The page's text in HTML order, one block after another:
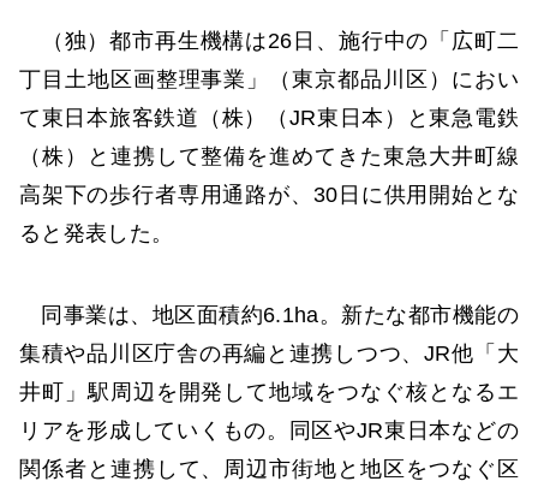
（独）都市再生機構は26日、施行中の「広町二
丁目土地区画整理事業」（東京都品川区）におい
て東日本旅客鉄道（株）（JR東日本）と東急電鉄
（株）と連携して整備を進めてきた東急大井町線
高架下の歩行者専用通路が、30日に供用開始とな
ると発表した。
同事業は、地区面積約6.1ha。新たな都市機能の
集積や品川区庁舎の再編と連携しつつ、JR他「大
井町」駅周辺を開発して地域をつなぐ核となるエ
リアを形成していくもの。同区やJR東日本などの
関係者と連携して、周辺市街地と地区をつなぐ区